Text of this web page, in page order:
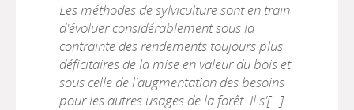
Les méthodes de sylviculture sont en train
d'évoluer considérablement sous la
contrainte des rendements toujours plus
déficitaires de la mise en valeur du bois et
sous celle de l'augmentation des besoins
pour les autres usages de la forêt. Il s'[...]